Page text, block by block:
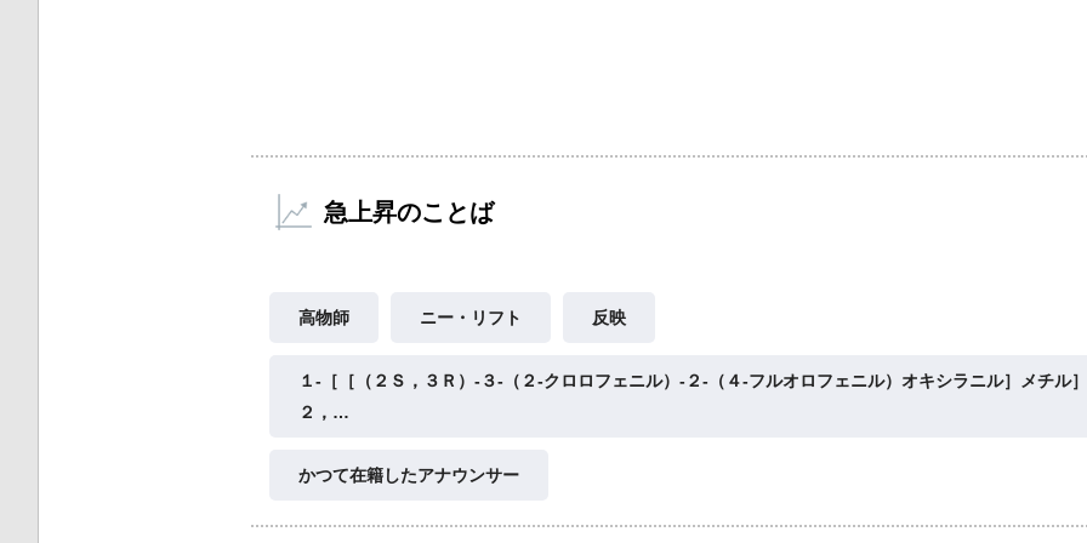
急上昇のことば
高物師 ニー・リフト 反映
１‐［［（２Ｓ，３Ｒ）‐３‐（２‐クロロフェニル）‐２‐（４‐フルオロフェニル）オキシラニル］メチル］
２，…
かつて在籍したアナウンサー